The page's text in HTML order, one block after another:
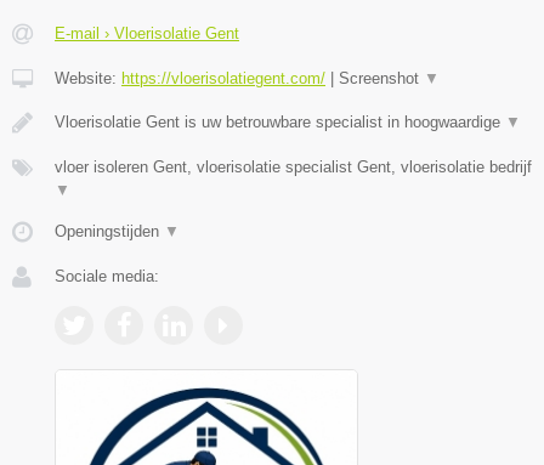
E-mail › Vloerisolatie Gent
Website: https://vloerisolatiegent.com/ Screenshot ▼
Vloerisolatie Gent is uw betrouwbare specialist in hoogwaardige ▼
vloer isoleren Gent, vloerisolatie specialist Gent, vloerisolatie bedrijf
▼
Openingstijden ▼
Sociale media: